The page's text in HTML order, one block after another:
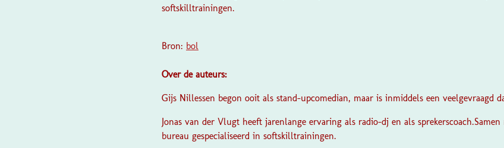
softskilltrainingen.
Bron: bol
Over de auteurs:
Gijs Nillessen begon ooit als stand-upcomedian, maar is inmiddels een veelgevraagd
Jonas van der Vlugt heeft jarenlange ervaring als radio-dj en als sprekerscoach.
bureau gespecialiseerd in softskilltrainingen.